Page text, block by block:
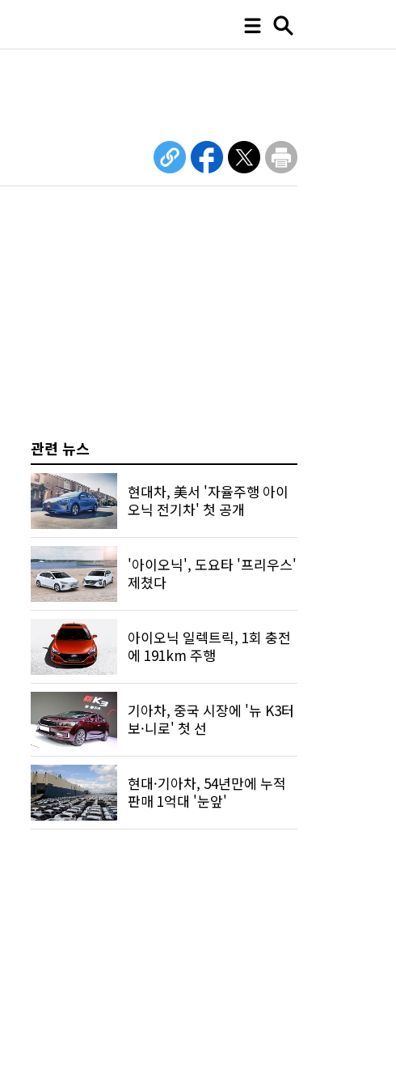
관련 뉴스
현대차, 美서 '자율주행 아이
오닉 전기차' 첫 공개
'아이오닉', 도요타 '프리우스'
제쳤다
아이오닉 일렉트릭, 1회 충전
에 191km 주행
기아차, 중국 시장에 '뉴 K3터
보·니로' 첫 선
현대·기아차, 54년만에 누적
판매 1억대 '눈앞'